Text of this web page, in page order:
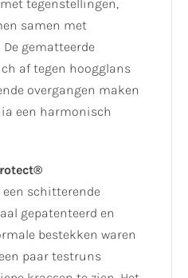
tegenstellingen,
samen met
gematteerde
af tegen hoogglans
overgangen maken
een harmonisch
schitterende
gepatenteerd en
bestekken waren
paar testruns